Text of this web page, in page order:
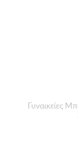
Γυναικείες